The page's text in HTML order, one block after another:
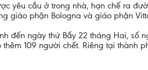
yêu cầu ở trong nhà, hạn chế ra
giáo phận Bologna và giáo phận
đến ngày thứ Bẩy 22 tháng Hai, số
109 người chết. Riêng tại thành